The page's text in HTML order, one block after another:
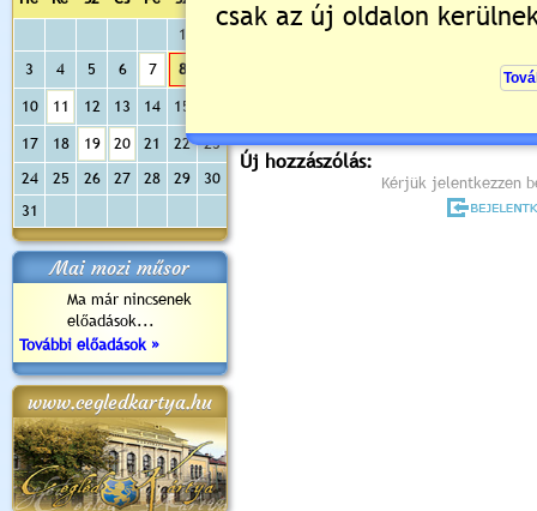
1
3
4 5 6 7 8
10 11 12 13 14 15
17 18 19 20 21 22
23
24
25 26 27 28 29
30
31
Mai mozi műsor
Ma már nincsenek
előadások...
További előadások »
www.cegledkartya.hu
Új hozzászólás:
Kérjük jelentkezzen